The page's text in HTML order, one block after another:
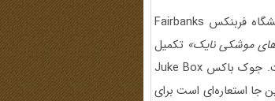
فربنکس Fairbanks
موشکی نایک» تکمیل
جوک باکس Juke Box
جا استعاره‌ای است برای